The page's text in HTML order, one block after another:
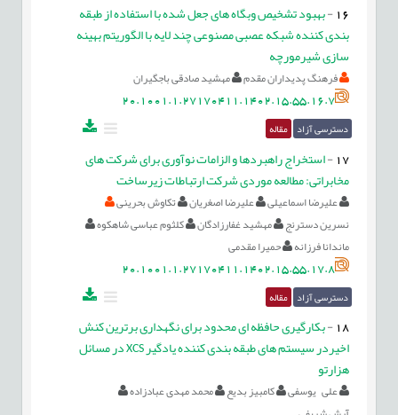
16
-بهبود تشخیص وبگاه های جعل شده با استفاده از طبقه
بندی کننده شبکه عصبی مصنوعی چند لایه با الگوریتم بهینه
سازی شیرمورچه
فرهنگ پدیداران مقدم مهشید صادقی باجگیران
20.1001.1.27170411.1402.15.55.16.7
دسترسی آزاد مقاله
17
-استخراج راهبردها و الزامات نوآوری برای شرکت های
مخابراتی: مطالعه موردی شرکت ارتباطات زیرساخت
علیرضا اسماعیلی علیرضا اصغریان
تکاوش بحرینی
نسرین دسترنج
مهشید غفارزادگان
کلثوم عباسی شاهکوه
ماندانا فرزانه
حمیرا مقدمی
20.1001.1.27170411.1402.15.55.17.8
دسترسی آزاد مقاله
18
-بکارگیری حافظه ای محدود برای نگهداری برترین کنش
اخیردر سیستم های طبقه بندی کننده یادگیر XCS در مسائل
هزارتو
علی یوسفی کامبیز بدیع
محمد مهدی عبادزاده